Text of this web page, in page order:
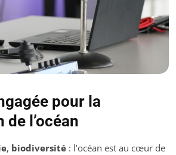
pour la
l’océan
, biodiversité : l’océan est au cœur de